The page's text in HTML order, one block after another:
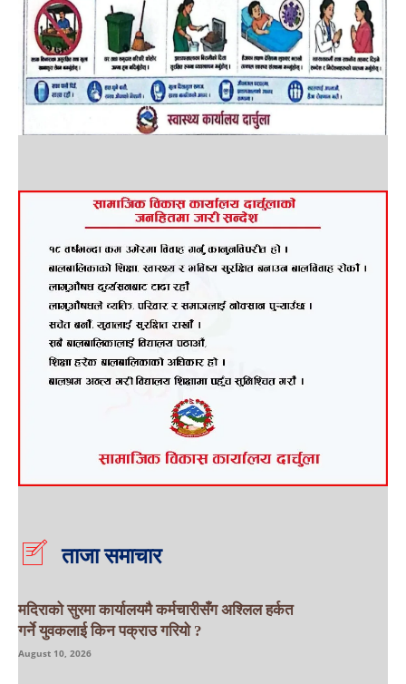
ताजा समाचार
मदिराको सुरमा कार्यालयमै कर्मचारीसँग अश्लिल हर्कत
गर्ने युवकलाई किन पक्राउ गरियाे ?
August 10, 2026